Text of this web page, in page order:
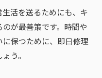
活を送るためにも、キ
が最善策です。時間や
保つために、即日修理
う。